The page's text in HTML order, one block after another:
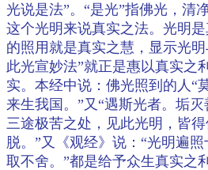
光说是法”。“是光”指佛光，清
这个光明来说真实之法。光明
的照用就是真实之慧，显示光
此光宣妙法”就正是惠以真实之
实。本经中说：佛光照到的人“
来生我国。”又“遇斯光者。垢
三途极苦之处，见此光明，皆
脱。”又《观经》说：“光明遍
取不舍。”都是给予众生真实之